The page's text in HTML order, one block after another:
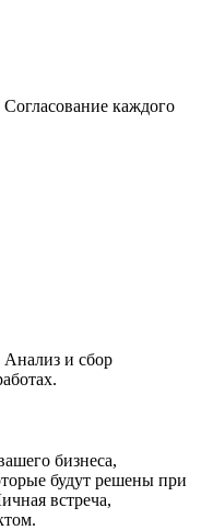
Согласование каждого
Анализ и сбор
бизнеса,
будут решены при
встреча,